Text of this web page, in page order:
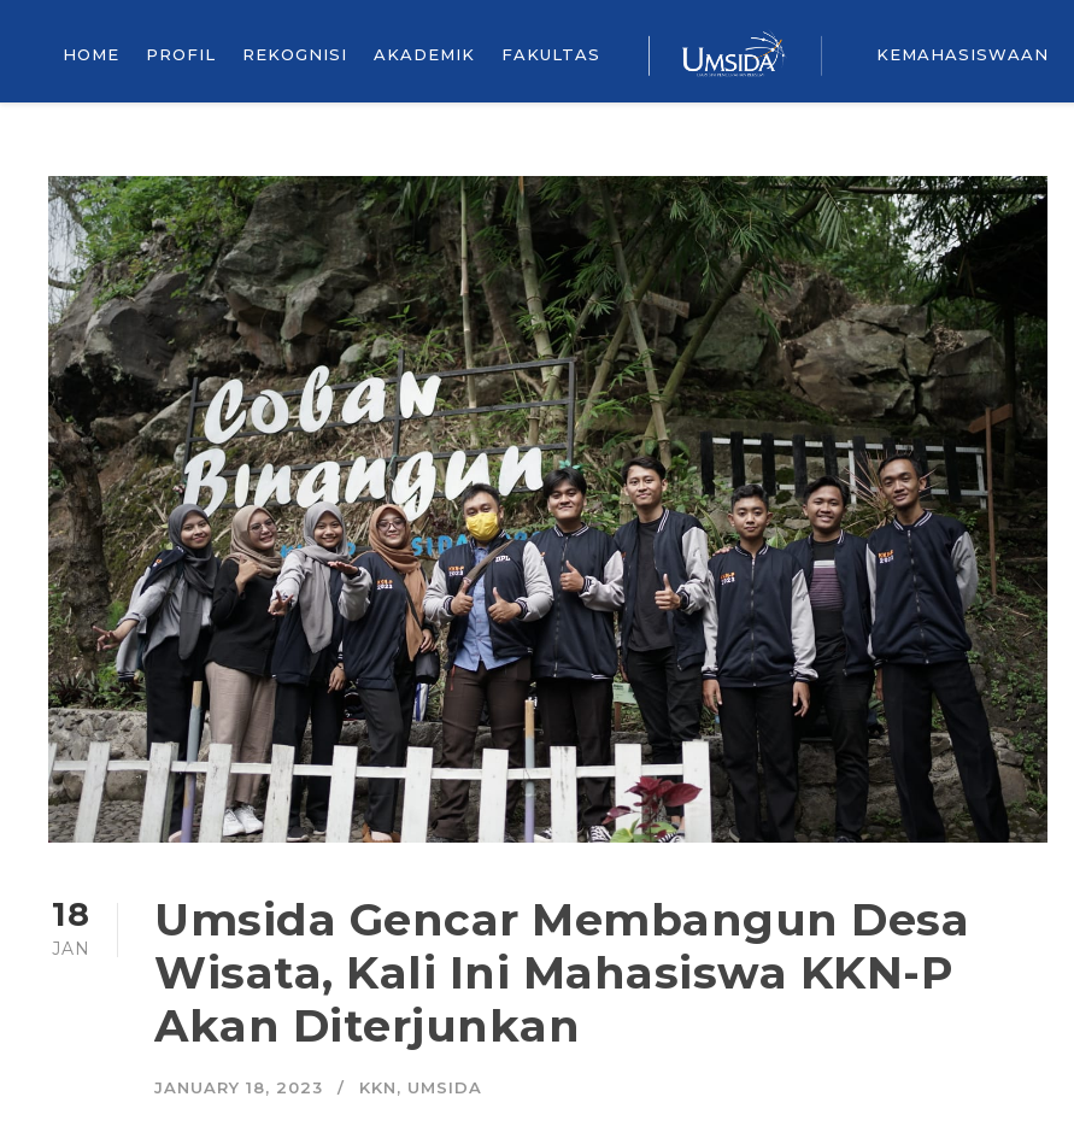
HOME PROFIL REKOGNISI AKADEMIK FAKULTAS KEMAHASISWAAN
18
JAN
Umsida Gencar Membangun Desa
Wisata, Kali Ini Mahasiswa KKN-P
Akan Diterjunkan
JANUARY 18, 2023 KKN, UMSIDA